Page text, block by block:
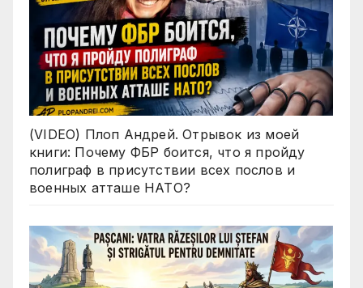
(VIDEO) Плоп Андрей. Отрывок из моей
книги: Почему ФБР боится, что я пройду
полиграф в присутствии всех послов и
военных атташе НАТО?